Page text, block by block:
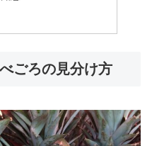
ごろの見分け方